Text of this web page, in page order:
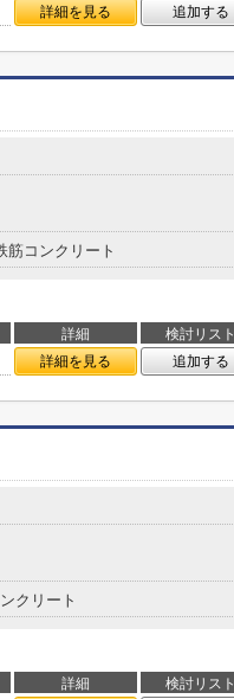
詳細を見る 追加する
筋コンクリート
詳細
検討リスト
詳細を見る 追加する
クリート
詳細
検討リスト